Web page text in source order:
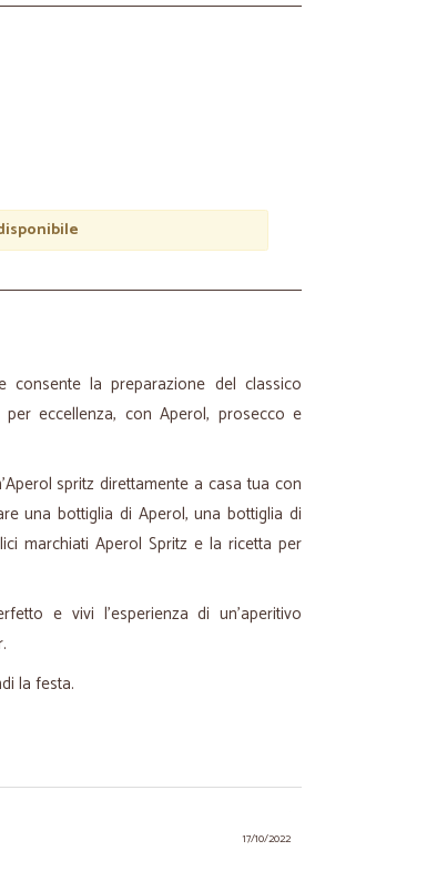
consente la preparazione del classico
eccellenza, con Aperol, prosecco e
spritz direttamente a casa tua con
una bottiglia di Aperol, una bottiglia di
marchiati Aperol Spritz e la ricetta per
e vivi l'esperienza di un'aperitivo
la festa.
17/10/2022